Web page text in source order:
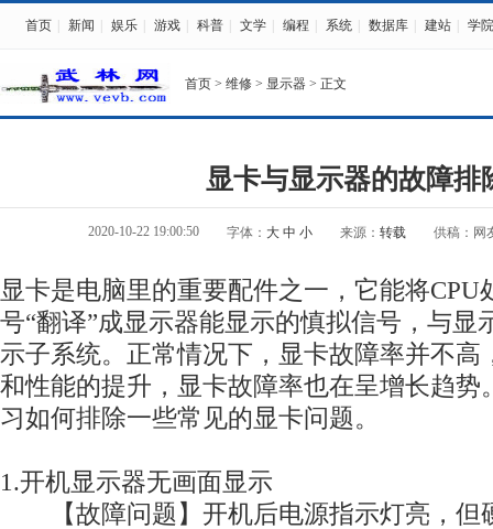
首页 新闻 娱乐 游戏 科普 文学 编程 系统 数据库 建站 学院
首页 > 维修 > 显示器 > 正文
显卡与显示器的故障排
2020-10-22 19:00:50 字体： 大 中 小 来源： 转载 供稿：网
显卡是电脑里的重要配件之一，它能将CPU
号“翻译”成显示器能显示的慎拟信号，与显
示子系统。正常情况下，显卡故障率并不高
和性能的提升，显卡故障率也在呈增长趋势
习如何排除一些常见的显卡问题。
1.开机显示器无画面显示
【故障问题】开机后电源指示灯亮，但